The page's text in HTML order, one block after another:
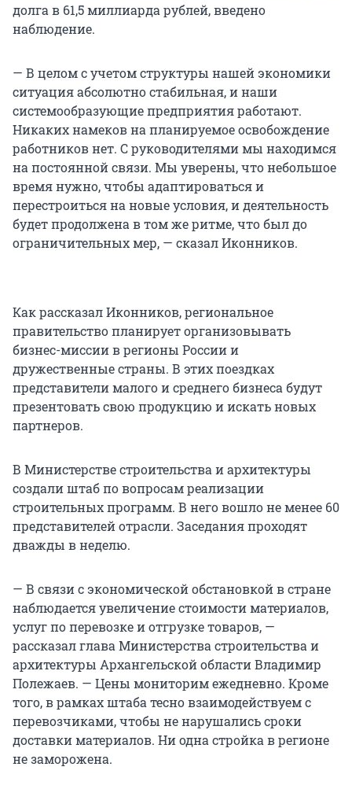
долга в 61,5 миллиарда рублей, введено
наблюдение.
— В целом с учетом структуры нашей экономики
ситуация абсолютно стабильная, и наши
системообразующие предприятия работают.
Никаких намеков на планируемое освобождение
работников нет. С руководителями мы находимся
на постоянной связи. Мы уверены, что небольшое
время нужно, чтобы адаптироваться и
перестроиться на новые условия, и деятельность
будет продолжена в том же ритме, что был до
ограничительных мер, — сказал Иконников.
Как рассказал Иконников, региональное
правительство планирует организовывать
бизнес-миссии в регионы России и
дружественные страны. В этих поездках
представители малого и среднего бизнеса будут
презентовать свою продукцию и искать новых
партнеров.
В Министерстве строительства и архитектуры
создали штаб по вопросам реализации
строительных программ. В него вошло не менее 60
представителей отрасли. Заседания проходят
дважды в неделю.
— В связи с экономической обстановкой в стране
наблюдается увеличение стоимости материалов,
услуг по перевозке и отгрузке товаров, —
рассказал глава Министерства строительства и
архитектуры Архангельской области Владимир
Полежаев. — Цены мониторим ежедневно. Кроме
того, в рамках штаба тесно взаимодействуем с
перевозчиками, чтобы не нарушались сроки
доставки материалов. Ни одна стройка в регионе
не заморожена.